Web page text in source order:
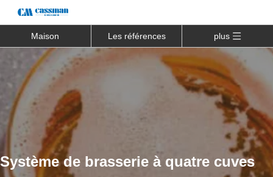
Maison Les références plus
Système de brasserie à quatre cuves